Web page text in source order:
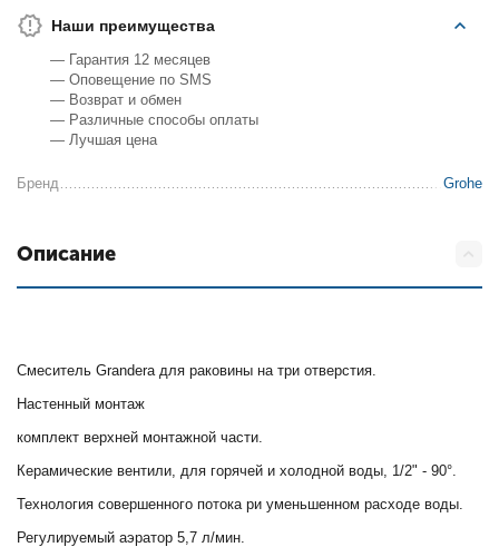
Наши преимущества
— Гарантия 12 месяцев
— Оповещение по SMS
— Возврат и обмен
— Различные способы оплаты
— Лучшая цена
Бренд Grohe
Описание
Смеситель Grandera для раковины на три отверстия.
Настенный монтаж
комплект верхней монтажной части.
Керамические вентили, для горячей и холодной воды, 1/2" - 90°.
Технология совершенного потока ри уменьшенном расходе воды.
Регулируемый аэратор 5,7 л/мин.